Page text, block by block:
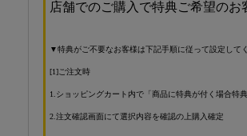
店舗でのご購入で特典ご希望の
▼特典がご不要なお客様は下記手順に従って設定して
[1]ご注文時
1.ショッピングカート内で「商品に特典が付く場合特
2.注文確認画面にて選択内容を確認の上購入確定